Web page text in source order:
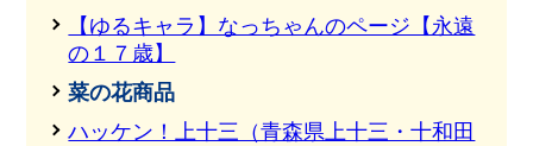
【ゆるキャラ】なっちゃんのページ【永遠
の１７歳】
菜の花商品
ハッケン！上十三（青森県上十三・十和田